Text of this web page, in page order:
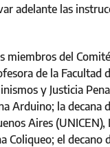
adelante las
del
de la Facultad
y Justicia
Arduino; la
Aires
Coliqueo; el decano